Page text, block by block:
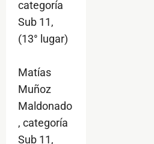
categoría
Sub 11,
(13° lugar)
Matías
Muñoz
Maldonado
, categoría
Sub 11,